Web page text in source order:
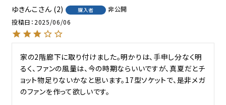
ゆきんこ
2 購入者
非公開
投稿日 2025/06/06
家の2階廊下に取り付けました。明かりは、手申し分なく明
るく、ファンの風量は、今の時期ならいいですが、真夏だとチ
ョット物足りないかなと思います。17型ソケットで、是非メガ
のファンを作って欲しいです。